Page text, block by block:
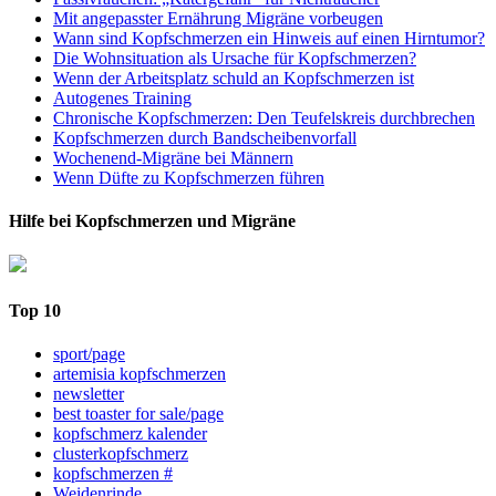
Mit angepasster Ernährung Migräne vorbeugen
Wann sind Kopfschmerzen ein Hinweis auf einen Hirntumor?
Die Wohnsituation als Ursache für Kopfschmerzen?
Wenn der Arbeitsplatz schuld an Kopfschmerzen ist
Autogenes Training
Chronische Kopfschmerzen: Den Teufelskreis durchbrechen
Kopfschmerzen durch Bandscheibenvorfall
Wochenend-Migräne bei Männern
Wenn Düfte zu Kopfschmerzen führen
Hilfe bei Kopfschmerzen und Migräne
Top 10
sport/page
artemisia kopfschmerzen
newsletter
best toaster for sale/page
kopfschmerz kalender
clusterkopfschmerz
kopfschmerzen #